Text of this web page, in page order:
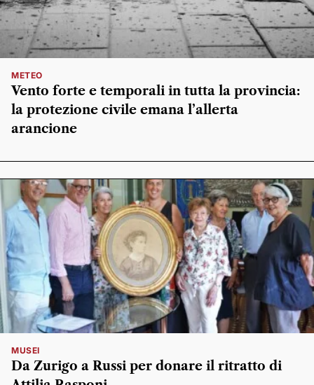
METEO
Vento forte e temporali in tutta la provincia:
la protezione civile emana l’allerta
arancione
MUSEI
Da Zurigo a Russi per donare il ritratto di